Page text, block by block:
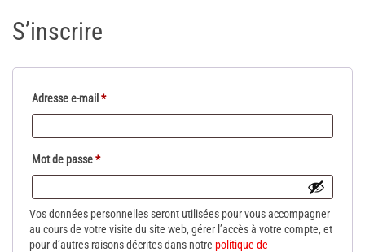
S’inscrire
Adresse e-mail *Obligatoire
Mot de passe*Obligatoire
Vos données personnelles seront utilisées pour vous accompagner
au cours de votre visite du site web, gérer l’accès à votre compte, et
pour d’autres raisons décrites dans notre politique de